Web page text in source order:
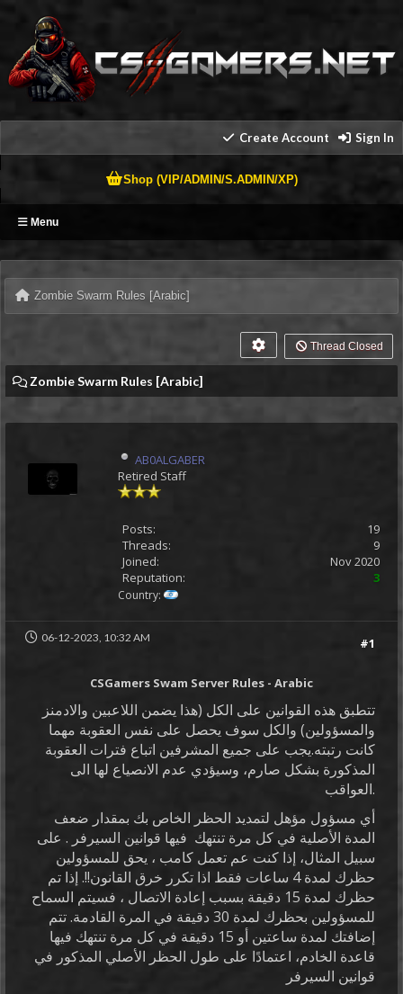
Create Account Sign In
Shop (VIP/ADMIN/S.ADMIN/XP)
Menu
Zombie Swarm Rules [Arabic]
Thread Closed
Zombie Swarm Rules [Arabic]
AB0ALGABER
Retired Staff
Posts:
19
Threads:
9
Joined:
Nov 2020
Reputation:
3
Country:
#1
06-12-2023, 10:32 AM
CSGamers Swam Server Rules - Arabic
تتطبق هذه القوانين على الكل (هذا يضمن اللاعبين والادمنز
والمسؤولين) والكل سوف يحصل على نفس العقوبة مهما
كانت رتبته.يجب على جميع المشرفين اتباع فترات العقوبة
المذكورة بشكل صارم، وسيؤدي عدم الانصياع لها الى
العواقب.
أي مسؤول مؤهل لتمديد الحظر الخاص بك بمقدار ضعف
المدة الأصلية في كل مرة تنتهك فيها قوانين السيرفر . على
سبيل المثال، إذا كنت عم تعمل كامب ، يحق للمسؤولين
حظرك لمدة 4 ساعات فقط اذا تكرر خرق القانون!!. إذا تم
حظرك لمدة 15 دقيقة بسبب إعادة الاتصال ، فسيتم السماح
للمسؤولين بحظرك لمدة 30 دقيقة في المرة القادمة. تتم
إضافتك لمدة ساعتين أو 15 دقيقة في كل مرة تنتهك فيها
قاعدة الخادم، اعتمادًا على طول الحظر الأصلي المذكور في
قوانين السيرفر